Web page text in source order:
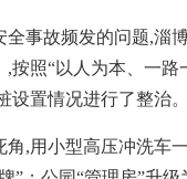
故频发的问题,淄博
按照“以人为本、一
置情况进行了整治
用小型高压冲洗车一